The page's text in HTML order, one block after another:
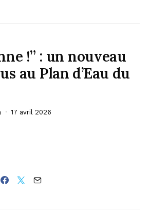
!” : un nouveau
au Plan d’Eau du
17 avril 2026